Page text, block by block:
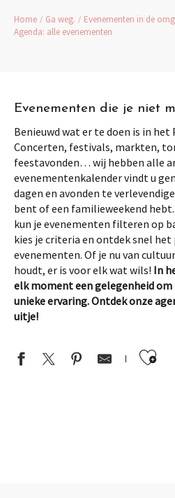
Home Ga weg.
Evenementen in de
Agenda: alle evenementen
Evenementen die je niet
Benieuwd wat er te doen is in het
Concerten, festivals, markten,
feestavonden… wij hebben alle
evenementenkalender vindt u
dagen en avonden te
bent of een familieweekend
kun je evenementen filteren op
kies je criteria en ontdek snel
evenementen. Of je nu van
houdt, er is voor elk wat wils! In
elk moment een gelegenheid
unieke ervaring. Ontdek onze
uitje!